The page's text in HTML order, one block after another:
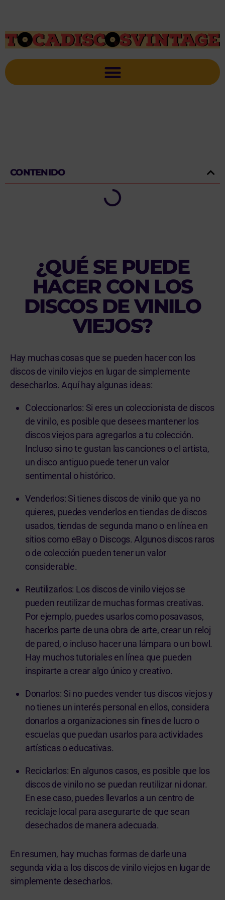
CONTENIDO
¿QUÉ SE PUEDE
HACER CON LOS
DISCOS DE VINILO
VIEJOS?
Hay muchas cosas que se pueden hacer con los
discos de vinilo viejos en lugar de simplemente
desecharlos. Aquí hay algunas ideas:
Coleccionarlos: Si eres un coleccionista de discos
de vinilo, es posible que desees mantener los
discos viejos para agregarlos a tu colección.
Incluso si no te gustan las canciones o el artista,
un disco antiguo puede tener un valor
sentimental o histórico.
Venderlos: Si tienes discos de vinilo que ya no
quieres, puedes venderlos en tiendas de discos
usados, tiendas de segunda mano o en línea en
sitios como eBay o Discogs. Algunos discos raros
o de colección pueden tener un valor
considerable.
Reutilizarlos: Los discos de vinilo viejos se
pueden reutilizar de muchas formas creativas.
Por ejemplo, puedes usarlos como posavasos,
hacerlos parte de una obra de arte, crear un reloj
de pared, o incluso hacer una lámpara o un bowl.
Hay muchos tutoriales en línea que pueden
inspirarte a crear algo único y creativo.
Donarlos: Si no puedes vender tus discos viejos y
no tienes un interés personal en ellos, considera
donarlos a organizaciones sin fines de lucro o
escuelas que puedan usarlos para actividades
artísticas o educativas.
Reciclarlos: En algunos casos, es posible que los
discos de vinilo no se puedan reutilizar ni donar.
En ese caso, puedes llevarlos a un centro de
reciclaje local para asegurarte de que sean
desechados de manera adecuada.
En resumen, hay muchas formas de darle una
segunda vida a los discos de vinilo viejos en lugar de
simplemente desecharlos.